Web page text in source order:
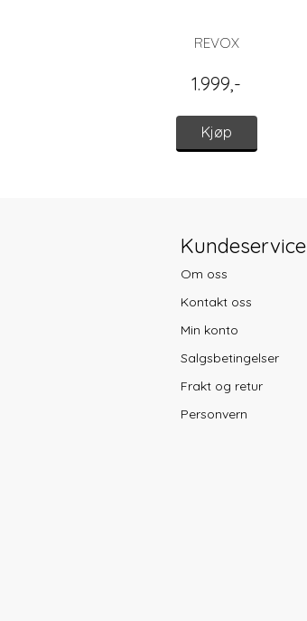
REVOX
1.999,-
Kjøp
Kundeservice
Om oss
Kontakt oss
Min konto
Salgsbetingelser
Frakt og retur
Personvern